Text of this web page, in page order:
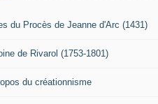
du Procès de Jeanne d'Arc (1431)
de Rivarol (1753-1801)
du créationnisme